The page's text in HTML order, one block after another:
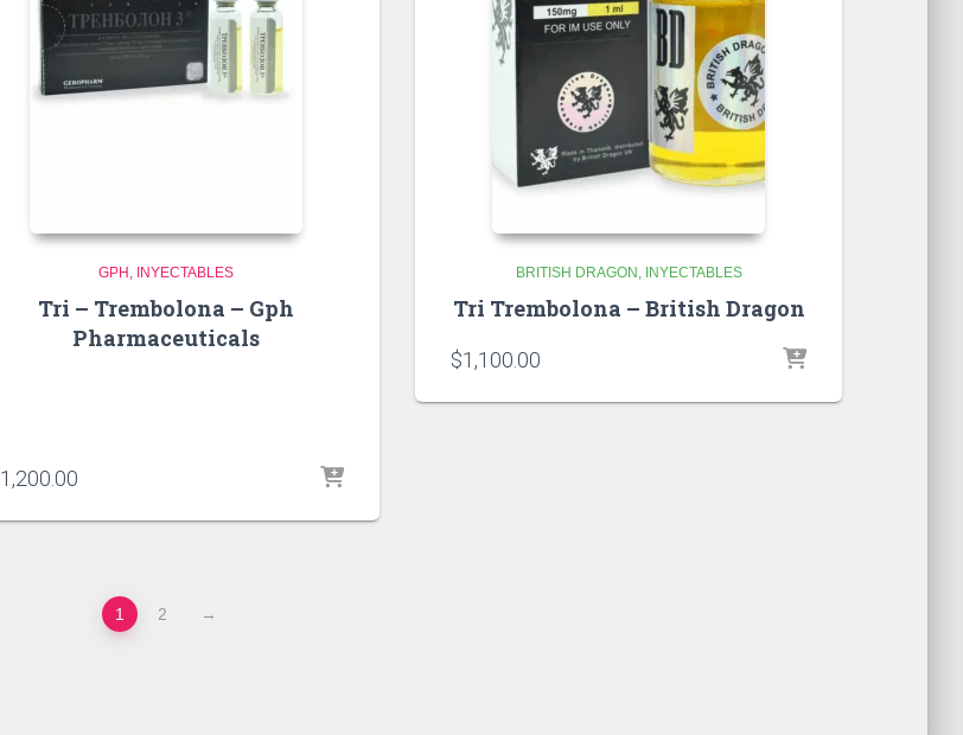
GPH INYECTABLES
Tri – Trembolona – Gph
Pharmaceuticals
1,200.00
BRITISH DRAGON INYECTABLES
Tri Trembolona – British Dragon
$1,100.00
1 2 →